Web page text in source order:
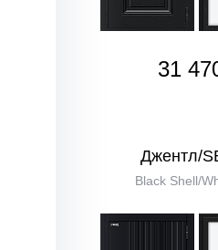
31
Джентл/
Black Shell/